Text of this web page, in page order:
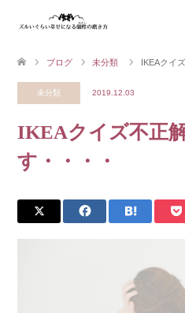
ブログ 未分類 IKEAクイ
未分類 2019.12.03
IKEAクイズ不正
す・・・・